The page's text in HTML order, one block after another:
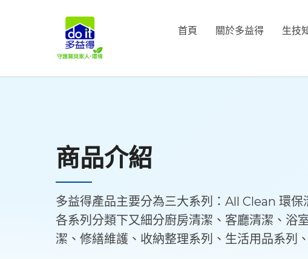
首頁 關於多益得 生技
商品介紹
多益得產品主要分為三大系列：All Clean 環
各系列分類下又細分廚房清潔、客廳清潔、浴
潔、修繕維護、收納整理系列、生活用品系列